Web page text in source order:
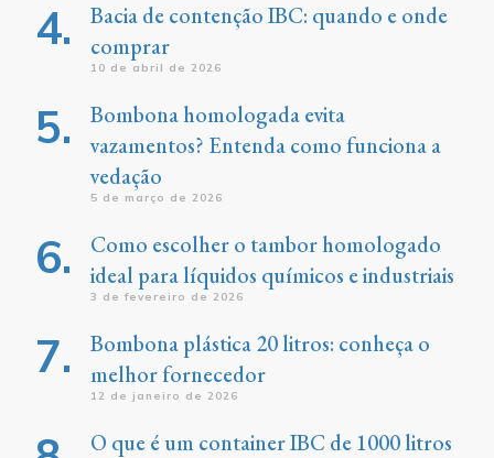
Bacia de contenção IBC: quando e onde
comprar
10 de abril de 2026
Bombona homologada evita
vazamentos? Entenda como funciona a
vedação
5 de março de 2026
Como escolher o tambor homologado
ideal para líquidos químicos e industriais
3 de fevereiro de 2026
Bombona plástica 20 litros: conheça o
melhor fornecedor
12 de janeiro de 2026
O que é um container IBC de 1000 litros